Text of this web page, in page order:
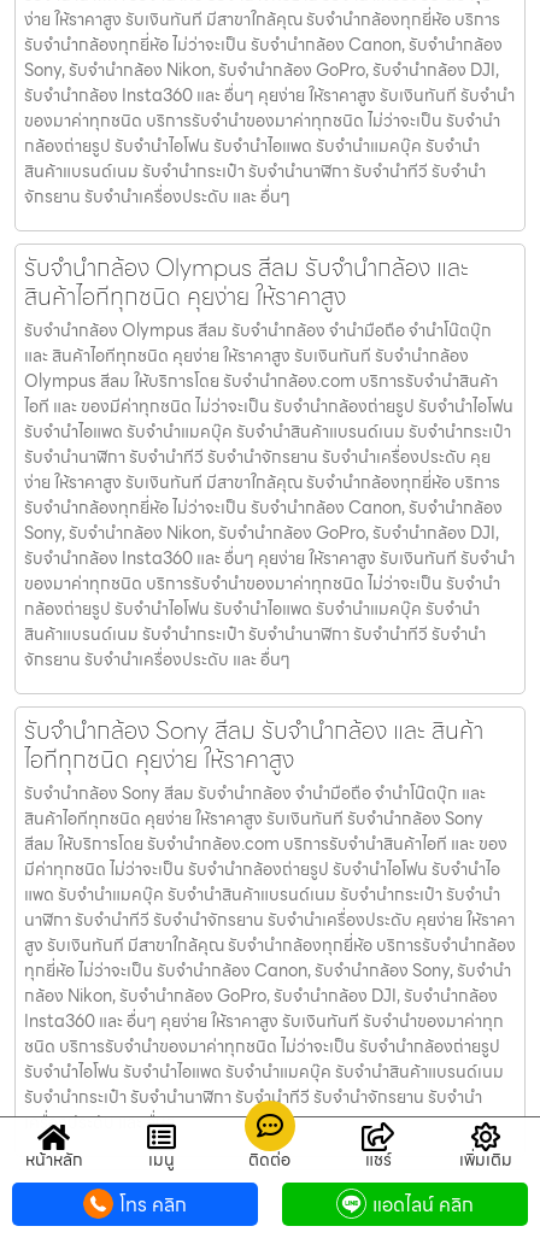
ง่าย ให้ราคาสูง รับเงินทันที มีสาขาใกล้คุณ รับจำนำกล้องทุกยี่ห้อ บริการ
รับจำนำกล้องทุกยี่ห้อ ไม่ว่าจะเป็น รับจำนำกล้อง Canon, รับจำนำกล้อง
Sony, รับจำนำกล้อง Nikon, รับจำนำกล้อง GoPro, รับจำนำกล้อง DJI,
รับจำนำกล้อง Insta360 และ อื่นๆ คุยง่าย ให้ราคาสูง รับเงินทันที รับจำนำ
ของมาค่าทุกชนิด บริการรับจำนำของมาค่าทุกชนิด ไม่ว่าจะเป็น รับจํานํา
กล้องถ่ายรูป รับจํานําไอโฟน รับจํานําไอแพด รับจํานําแมคบุ๊ค รับจํานํา
สินค้าแบรนด์เนม รับจํานํากระเป๋า รับจํานํานาฬิกา รับจํานําทีวี รับจํานํา
จักรยาน รับจํานําเครื่องประดับ และ อื่นๆ
รับจํานํากล้อง Olympus สีลม รับจํานํากล้อง และ
สินค้าไอทีทุกชนิด คุยง่าย ให้ราคาสูง
รับจํานํากล้อง Olympus สีลม รับจํานํากล้อง จำนำมือถือ จำนำโน๊ตบุ๊ก
และ สินค้าไอทีทุกชนิด คุยง่าย ให้ราคาสูง รับเงินทันที รับจํานํากล้อง
Olympus สีลม ให้บริการโดย รับจํานํากล้อง.com บริการรับจํานําสินค้า
ไอที และ ของมีค่าทุกชนิด ไม่ว่าจะเป็น รับจํานํากล้องถ่ายรูป รับจํานําไอโฟน
รับจํานําไอแพด รับจํานําแมคบุ๊ค รับจํานําสินค้าแบรนด์เนม รับจํานํากระเป๋า
รับจํานํานาฬิกา รับจํานําทีวี รับจํานําจักรยาน รับจํานําเครื่องประดับ คุย
ง่าย ให้ราคาสูง รับเงินทันที มีสาขาใกล้คุณ รับจำนำกล้องทุกยี่ห้อ บริการ
รับจำนำกล้องทุกยี่ห้อ ไม่ว่าจะเป็น รับจำนำกล้อง Canon, รับจำนำกล้อง
Sony, รับจำนำกล้อง Nikon, รับจำนำกล้อง GoPro, รับจำนำกล้อง DJI,
รับจำนำกล้อง Insta360 และ อื่นๆ คุยง่าย ให้ราคาสูง รับเงินทันที รับจำนำ
ของมาค่าทุกชนิด บริการรับจำนำของมาค่าทุกชนิด ไม่ว่าจะเป็น รับจํานํา
กล้องถ่ายรูป รับจํานําไอโฟน รับจํานําไอแพด รับจํานําแมคบุ๊ค รับจํานํา
สินค้าแบรนด์เนม รับจํานํากระเป๋า รับจํานํานาฬิกา รับจํานําทีวี รับจํานํา
จักรยาน รับจํานําเครื่องประดับ และ อื่นๆ
รับจำนำกล้อง Sony สีลม รับจํานํากล้อง และ สินค้า
ไอทีทุกชนิด คุยง่าย ให้ราคาสูง
รับจำนำกล้อง Sony สีลม รับจํานํากล้อง จำนำมือถือ จำนำโน๊ตบุ๊ก และ
สินค้าไอทีทุกชนิด คุยง่าย ให้ราคาสูง รับเงินทันที รับจำนำกล้อง Sony
สีลม ให้บริการโดย รับจํานํากล้อง.com บริการรับจํานําสินค้าไอที และ ของ
มีค่าทุกชนิด ไม่ว่าจะเป็น รับจํานํากล้องถ่ายรูป รับจํานําไอโฟน รับจํานําไอ
แพด รับจํานําแมคบุ๊ค รับจํานําสินค้าแบรนด์เนม รับจํานํากระเป๋า รับจํานํา
นาฬิกา รับจํานําทีวี รับจํานําจักรยาน รับจํานําเครื่องประดับ คุยง่าย ให้ราคา
สูง รับเงินทันที มีสาขาใกล้คุณ รับจำนำกล้องทุกยี่ห้อ บริการรับจำนำกล้อง
ทุกยี่ห้อ ไม่ว่าจะเป็น รับจำนำกล้อง Canon, รับจำนำกล้อง Sony, รับจำนำ
กล้อง Nikon, รับจำนำกล้อง GoPro, รับจำนำกล้อง DJI, รับจำนำกล้อง
Insta360 และ อื่นๆ คุยง่าย ให้ราคาสูง รับเงินทันที รับจำนำของมาค่าทุก
ชนิด บริการรับจำนำของมาค่าทุกชนิด ไม่ว่าจะเป็น รับจํานํากล้องถ่ายรูป
รับจํานําไอโฟน รับจํานําไอแพด รับจํานําแมคบุ๊ค รับจํานําสินค้าแบรนด์เนม
รับจํานํากระเป๋า รับจํานํานาฬิกา รับจํานําทีวี รับจํานําจักรยาน รับจํานํา
เครื่องประดับ และ อื่นๆ
รับจำนำกล้อง GoPro ลาดพร้าว รับจํานํากล้อง และ
สินค้าไอทีทุกชนิด คุยง่าย ให้ราคาสูง
หน้าหลัก เมนู ติดต่อ แชร์ เพิ่มเติม
โทร คลิก แอดไลน์ คลิก